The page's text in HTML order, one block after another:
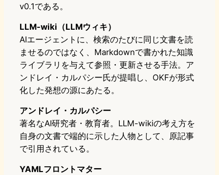
v0.1である。
LLM-wiki（LLMウィキ）
AIエージェントに、検索のたびに同じ文書を読
ませるのではなく、Markdownで書かれた知識
ライブラリを与えて参照・更新させる手法。ア
ンドレイ・カルパシー氏が提唱し、OKFが形式
化した発想の源にあたる。
アンドレイ・カルパシー
著名なAI研究者・教育者。LLM-wikiの考え方を
自身の文書で端的に示した人物として、原記事
で引用されている。
YAMLフロントマター